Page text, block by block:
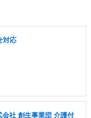
対応
社 創生事業団 介護付